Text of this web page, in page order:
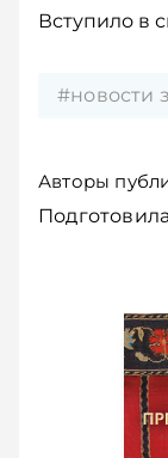
Вступило в
#новости
Авторы